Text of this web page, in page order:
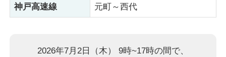
神戸高速線 元町～西代
2026年7月2日（木） 9時~17時の間で、